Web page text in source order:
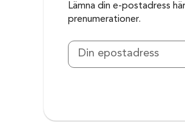
Lämna din e-postadress
prenumerationer.